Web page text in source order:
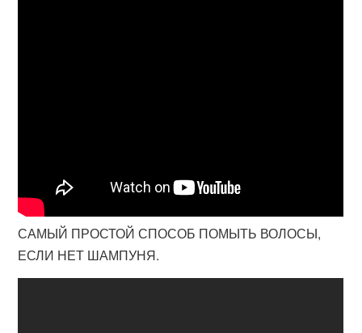
САМЫЙ ПРОСТОЙ СПОСОБ ПОМЫТЬ ВОЛОСЫ,
ЕСЛИ НЕТ ШАМПУНЯ.